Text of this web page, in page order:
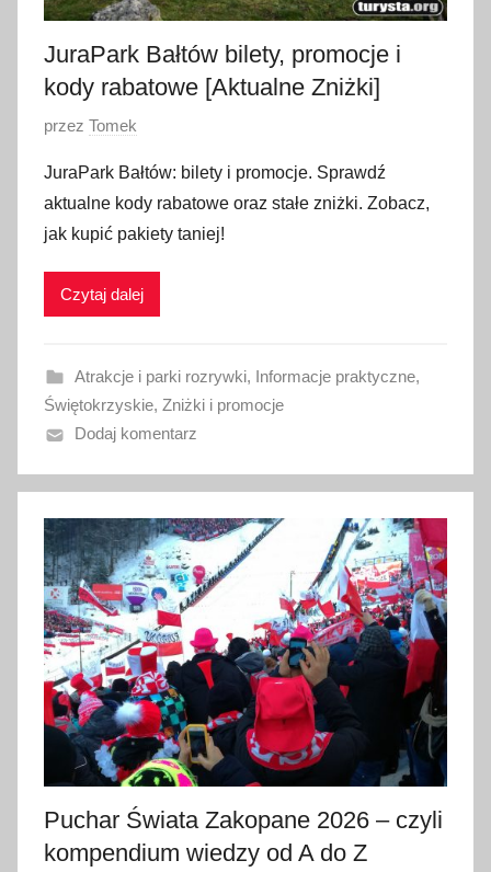
2
6
JuraPark Bałtów bilety, promocje i
kody rabatowe [Aktualne Zniżki]
O
u
b
l
i
a
n
o
s
i
e
r
p
n
i
a
2
2
6
przez Tomek
JuraPark Bałtów: bilety i promocje. Sprawdź
aktualne kody rabatowe oraz stałe zniżki. Zobacz,
jak kupić pakiety taniej!
Czytaj dalej
Atrakcje i parki rozrywki, Informacje praktyczne,
Świętokrzyskie, Zniżki i promocje
Dodaj komentarz
Puchar Świata Zakopane 2026 – czyli
kompendium wiedzy od A do Z